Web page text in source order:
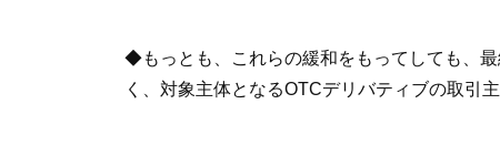
◆もっとも、これらの緩和をもってしても、
く、対象主体となるOTCデリバティブの取引